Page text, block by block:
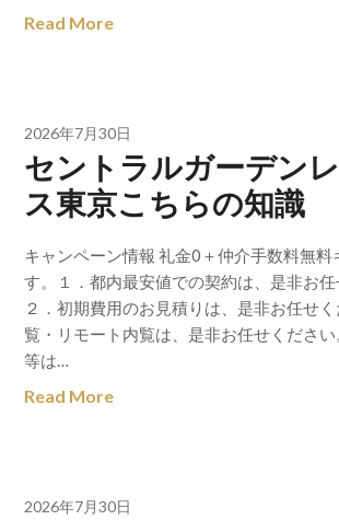
Read More
2026年7月30日
セントラルガーデン
ス東京こちらの知識
キャンペーン情報 礼金0＋仲介手数料無
す。１．都内最安値での契約は、是非お任
２．初期費用のお見積りは、是非お任せ
覧・リモート内覧は、是非お任せくださ
等は…
Read More
2026年7月30日